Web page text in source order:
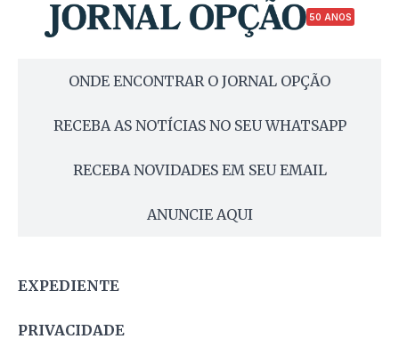
50 ANOS
ONDE ENCONTRAR O JORNAL OPÇÃO
RECEBA AS NOTÍCIAS NO SEU WHATSAPP
RECEBA NOVIDADES EM SEU EMAIL
ANUNCIE AQUI
EXPEDIENTE
PRIVACIDADE